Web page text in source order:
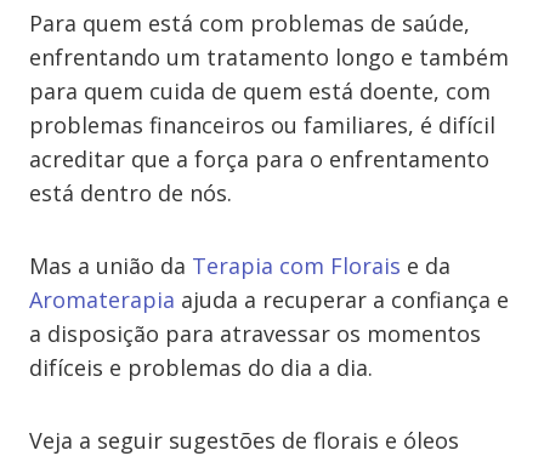
Para quem está com problemas de saúde,
enfrentando um tratamento longo e também
para quem cuida de quem está doente, com
problemas financeiros ou familiares, é difícil
acreditar que a força para o enfrentamento
está dentro de nós.
Mas a união da Terapia com Florais e da
Aromaterapia ajuda a recuperar a confiança e
a disposição para atravessar os momentos
difíceis e problemas do dia a dia.
Veja a seguir sugestões de florais e óleos